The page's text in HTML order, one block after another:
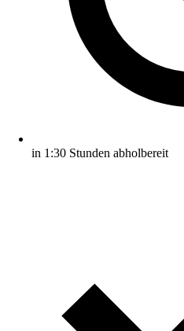
in 1:30 Stunden abholbereit